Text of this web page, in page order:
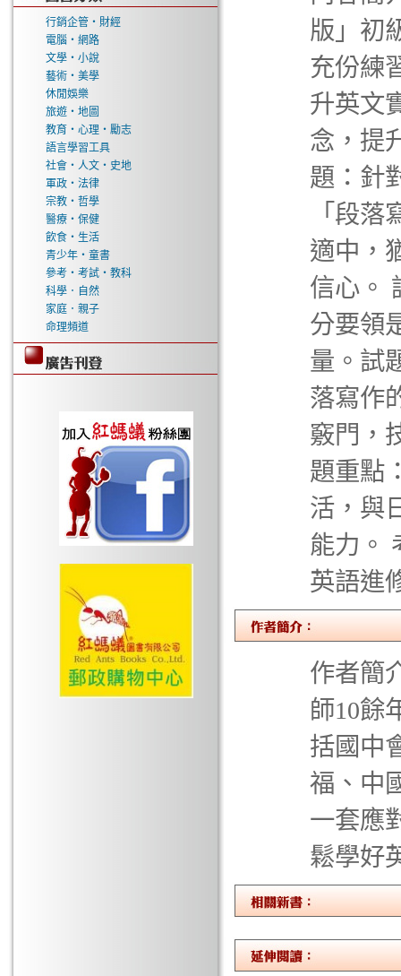
行銷企管‧財經
電腦‧網路
文學‧小說
藝術‧美學
休閒娛樂
旅遊‧地圖
教育‧心理‧勵志
語言學習工具
社會‧人文‧史地
軍政‧法律
宗教‧哲學
醫療‧保健
飲食‧生活
青少年‧童書
參考‧考試‧教科
科學．自然
家庭．親子
命理頻道
版」初
充份練
升英文
念，提
題：針
「段
適中，
信心。
分要領
量。試
落寫作
竅門，
題重點
活，與
能力。
英語進
作者簡
師10餘
括國中
福、中
一套應
鬆學好